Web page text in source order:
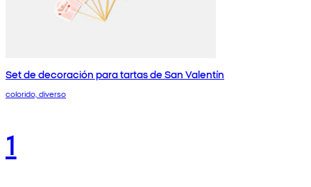
Set de decoración para tartas de San Valentín
colorido, diverso
1